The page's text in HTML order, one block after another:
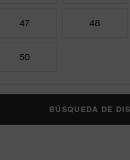
47 48
50
BÚSQUEDA DE